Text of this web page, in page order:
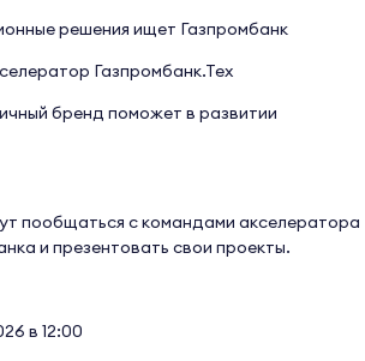
решения ищет Газпромбанк
Газпромбанк.Тех
бренд поможет в развитии
пообщаться с командами акселератора
и презентовать свои проекты.
в 12:00